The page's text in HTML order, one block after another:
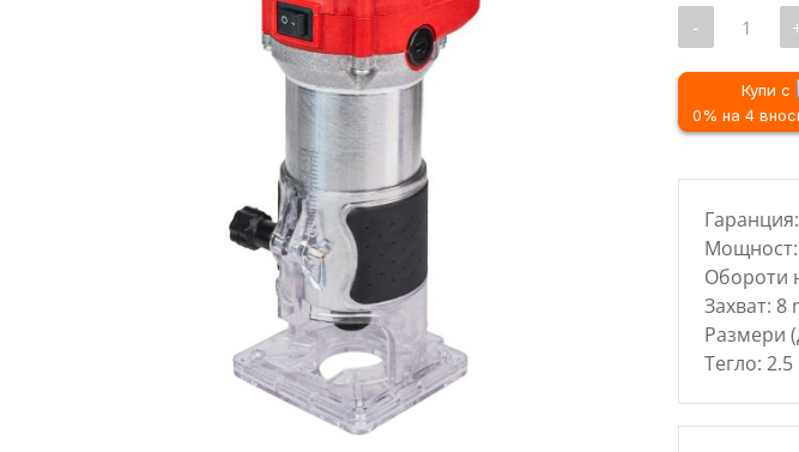
-
RAIDER
RD-
ER09,
650
Купи с
0% на 4
Мощност:
Обороти
Захват: 8
Размери
Тегло: 2.5